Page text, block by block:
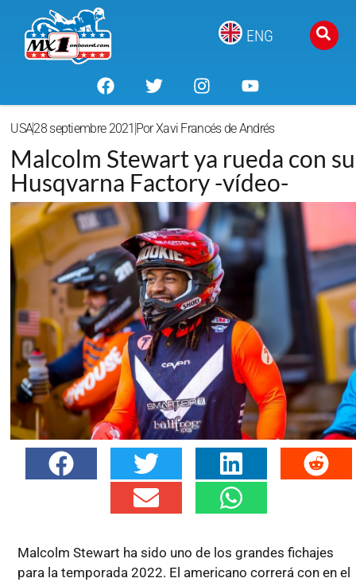
ENG
USA28 septiembre 2021 PorXavi Francés de Andrés
Malcolm Stewart ya rueda con su
Husqvarna Factory -vídeo-
Malcolm Stewart ha sido uno de los grandes fichajes
para la temporada 2022. El americano correrá con en el